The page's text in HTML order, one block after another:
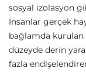
sosyal izolasyon
İnsanlar gerçek
bağlamda kurulan
düzeyde derin
fazla